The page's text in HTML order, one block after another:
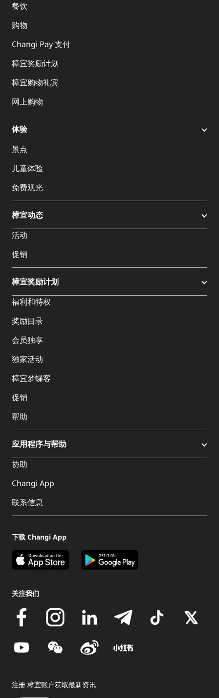
餐饮
购物
Changi Pay 支付
樟宜奖励计划
樟宜购物礼宾
网上购物
体验
景点
儿童体验
免费观光
樟宜动态
活动
促销
樟宜奖励计划
福利和特权
奖励目录
会员独享
独家活动
樟宜梦蝶客
促销
帮助
应用程序与帮助
协助
Changi App
联系信息
下载 Changi App
关注我们
注册 樟宜账户获取最新资讯